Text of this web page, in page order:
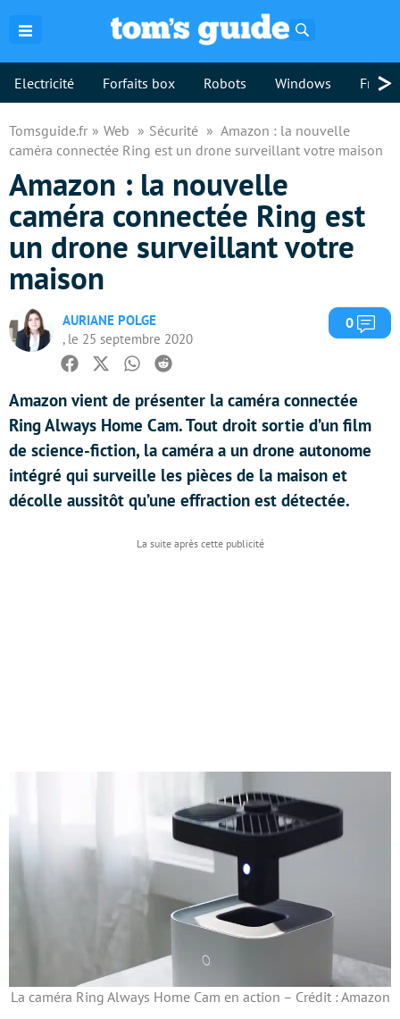
Electricité Forfaits box Robots Windows >
Tomsguide.fr Web Sécurité
Amazon : la nouvelle
caméra connectée Ring est un drone surveillant votre maison
Amazon : la nouvelle
caméra connectée Ring est
un drone surveillant votre
maison
AURIANE POLGE
, le 25 septembre 2020
0
Facebook
TwitterWhatsapp
Reddit
Amazon vient de présenter la caméra connectée
Ring Always Home Cam. Tout droit sortie d’un film
de science-fiction, la caméra a un drone autonome
intégré qui surveille les pièces de la maison et
décolle aussitôt qu’une effraction est détectée.
La caméra Ring Always Home Cam en action – Crédit : Amazon